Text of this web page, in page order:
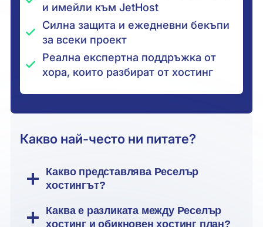
и имейли към JetHost
Силна защита и ежедневни бекъпи
за всеки проект
Реална експертна поддръжка от
хора, които разбират от хостинг
Какво най-често ни питате?
Какво представлява Реселър
хостингът?
Каква е разликата между Реселър
хостинг и обикновен хостинг план?